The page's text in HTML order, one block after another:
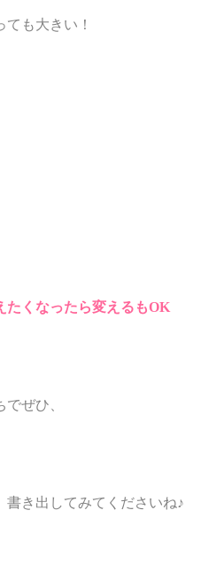
も大きい！
たくなったら変えるもOK
ぜひ、
書き出してみてくださいね♪